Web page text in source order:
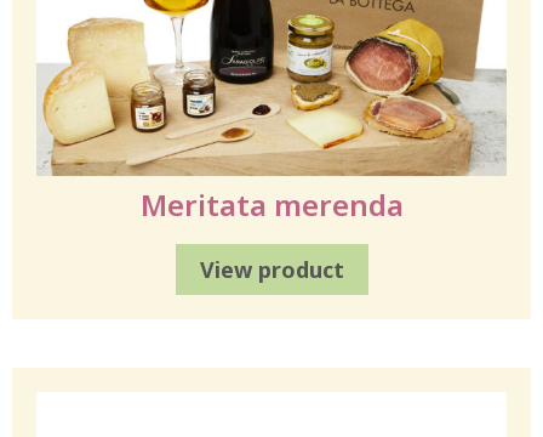
Meritata merenda
View product